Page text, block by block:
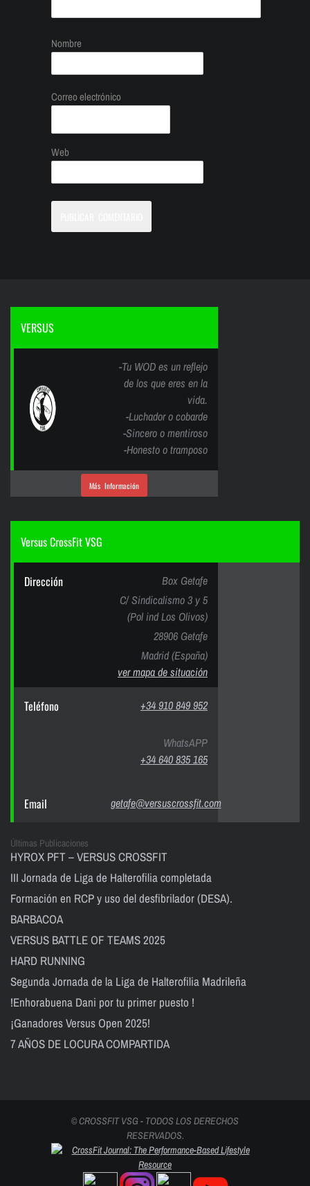
Nombre
Correo electrónico
Web
VERSUS
-Tu WOD es un reflejo
de los que eres en la
vida.
-Luchador o cobarde
-Sincero o mentiroso
-Honesto o tramposo
Más Información
Versus CrossFit VSG
Dirección
Box Getafe
C/ Sindicalismo 3 y 5
(Pol ind Los Olivos)
28906 Getafe
Madrid (España)
ver mapa de situación
Teléfono +34 910 849 952
WhatsAPP
+34 640 835 165
Email getafe@versuscrossfit.com
Últimas Publicaciones
HYROX PFT – VERSUS CROSSFIT
III Jornada de Liga de Halterofilia completada
Formación en RCP y uso del desfibrilador (DESA).
BARBACOA
VERSUS BATTLE OF TEAMS 2025
HARD RUNNING
Segunda Jornada de la Liga de Halterofilia Madrileña
!Enhorabuena Dani por tu primer puesto !
¡Ganadores Versus Open 2025!
7 AÑOS DE LOCURA COMPARTIDA
© CROSSFIT VSG - TODOS LOS DERECHOS
RESERVADOS.